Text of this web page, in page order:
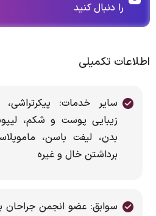
را دنبال کنید
اطلاعات تکمیلی
سایر خدمات: پیکرتراشی،
زیبایی پوست و شکم،
بدن، لیفت باسن،
برداشتن خال و غیره
سوابق: عضو انجمن جراحان